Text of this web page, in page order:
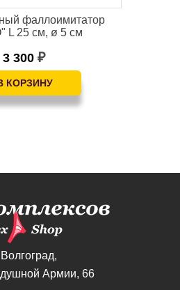
фаллоимитатор
L 25 см, ø 5 см
3 300₽
Волгоград,
Армии, 66